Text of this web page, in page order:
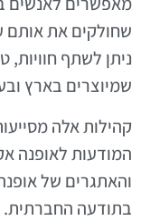
שחולקים את אותם
ניתן לשתף חוויות,
שמיוצרים בארץ
קהילות אלה
המודעות לאופנה
והאתגרים של אופנה
בתודעה החברתית.